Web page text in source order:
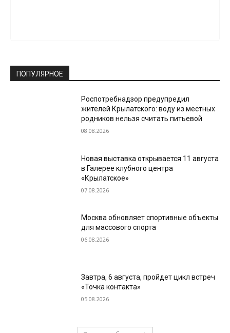
ПОПУЛЯРНОЕ
Роспотребнадзор предупредил
жителей Крылатского: воду из местных
родников нельзя считать питьевой
08.08.2026
Новая выставка открывается 11 августа
в Галерее клубного центра
«Крылатское»
07.08.2026
Москва обновляет спортивные объекты
для массового спорта
06.08.2026
Завтра, 6 августа, пройдет цикл встреч
«Точка контакта»
05.08.2026